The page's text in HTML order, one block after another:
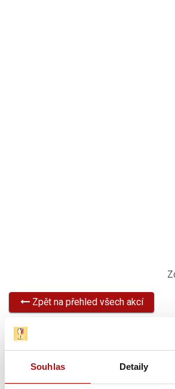
Souhlas Detaily
Zpět na přehled všech akcí
Sdílet
Novinky